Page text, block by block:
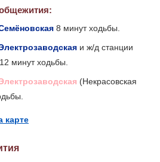
8 минут ходьбы.
и ж/д станции
минут ходьбы.
(Некрасовская
карте